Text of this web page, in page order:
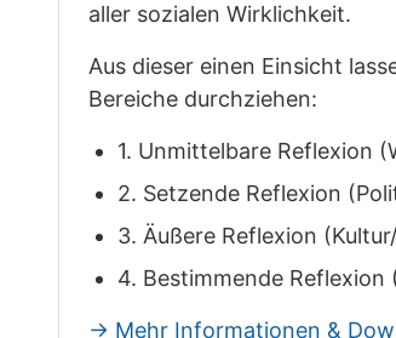
aller sozialen Wirklichkeit.
Aus dieser einen Einsicht
Bereiche durchziehen:
1. Unmittelbare Reflexion
2. Setzende Reflexion
3. Äußere Reflexion
4. Bestimmende
→ Mehr Informationen &